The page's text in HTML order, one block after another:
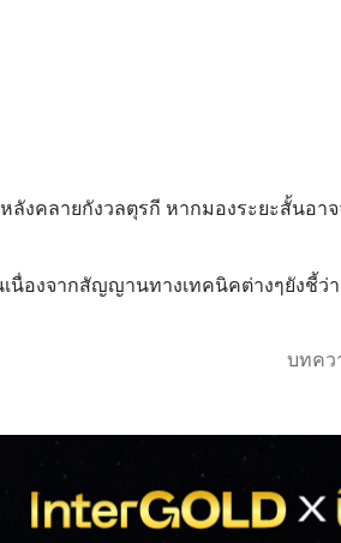
งคลายกังวลตุรกี หากมองระยะสั้นอาจ
องจากสัญญานทางเทคนิคต่างๆยังชี้ว่า
บทคว